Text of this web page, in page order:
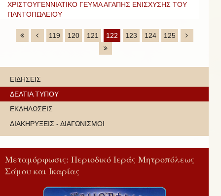
ΧΡΙΣΤΟΥΓΕΝΝΙΑΤΙΚΟ ΓΕΥΜΑ ΑΓΑΠΗΣ ΕΝΙΣΧΥΣΗΣ ΤΟΥ
ΠΑΝΤΟΠΩΛΕΙΟΥ
119 120 121 122 123 124 125
ΕΙΔΗΣΕΙΣ
ΔΕΛΤΙΑ ΤΥΠΟΥ
ΕΚΔΗΛΩΣΕΙΣ
ΔΙΑΚΗΡΥΞΕΙΣ - ΔΙΑΓΩΝΙΣΜΟΙ
Μεταμόρφωσις: Περιοδικό Ιεράς Μητροπόλεως
Σάμου και Ικαρίας